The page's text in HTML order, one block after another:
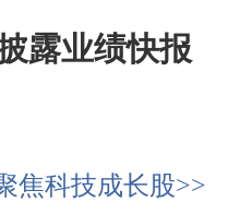
露业绩快报
焦科技成长股>>